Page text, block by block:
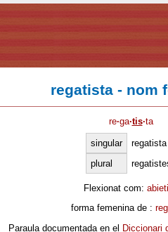
regatista - nom
re·ga·tis·ta
singular
regatista
plural
Flexionat com:
forma femenina de :
Paraula documentada en el Diccionari